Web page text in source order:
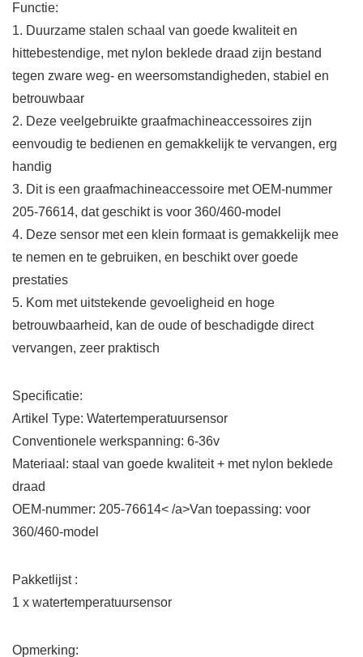
Functie:
1. Duurzame stalen schaal van goede kwaliteit en
hittebestendige, met nylon beklede draad zijn bestand
tegen zware weg- en weersomstandigheden, stabiel en
betrouwbaar
2. Deze veelgebruikte graafmachineaccessoires zijn
eenvoudig te bedienen en gemakkelijk te vervangen, erg
handig
3. Dit is een graafmachineaccessoire met OEM-nummer
205-76614, dat geschikt is voor 360/460-model
4. Deze sensor met een klein formaat is gemakkelijk mee
te nemen en te gebruiken, en beschikt over goede
prestaties
5. Kom met uitstekende gevoeligheid en hoge
betrouwbaarheid, kan de oude of beschadigde direct
vervangen, zeer praktisch
Specificatie:
Artikel Type: Watertemperatuursensor
Conventionele werkspanning: 6-36v
Materiaal: staal van goede kwaliteit + met nylon beklede
draad
OEM-nummer: 205-76614< /a>Van toepassing: voor
360/460-model
Pakketlijst :
1 x watertemperatuursensor
Opmerking: